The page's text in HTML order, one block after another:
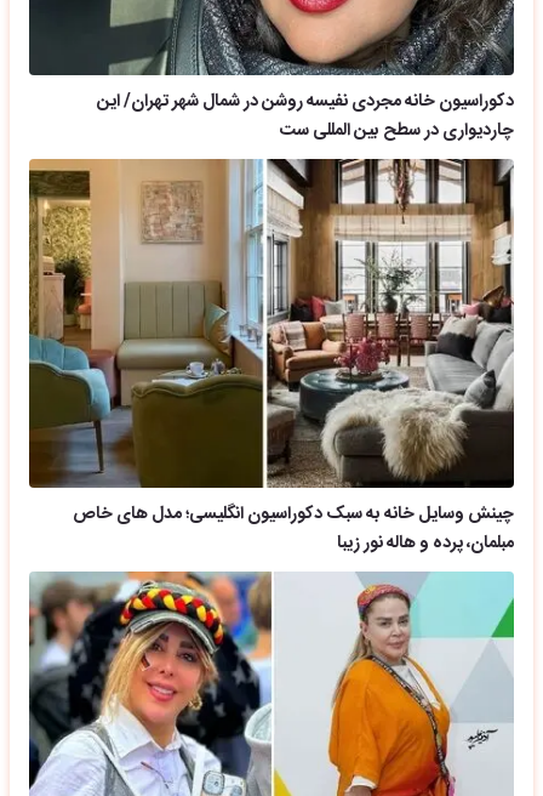
دکوراسیون خانه مجردی نفیسه روشن در شمال شهر تهران/ این
چاردیواری در سطح بین المللی ست
چینش وسایل خانه به سبک دکوراسیون انگلیسی؛ مدل های خاص
مبلمان، پرده و هاله نور زیبا